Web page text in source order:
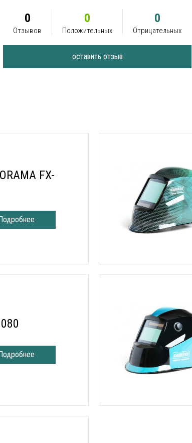
0
Отзывов
0
Положительных
0
Отрицательных
оставить отзыв
FX-
Подробнее